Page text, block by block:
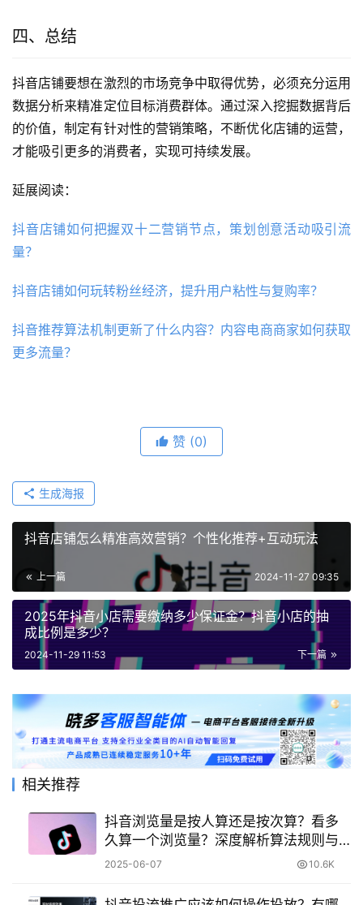
四、总结
抖音店铺要想在激烈的市场竞争中取得优势，必须充分运用
数据分析来精准定位目标消费群体。通过深入挖掘数据背后
的价值，制定有针对性的营销策略，不断优化店铺的运营，
才能吸引更多的消费者，实现可持续发展。
延展阅读：
抖音店铺如何把握双十二营销节点，策划创意活动吸引流
量？
抖音店铺如何玩转粉丝经济，提升用户粘性与复购率？
抖音推荐算法机制更新了什么内容？内容电商商家如何获取
更多流量？
赞 (0)
生成海报
抖音店铺怎么精准高效营销？个性化推荐+互动玩法
上一篇 2024-11-27 09:35
2025年抖音小店需要缴纳多少保证金？抖音小店的抽
成比例是多少？
下一篇
2024-11-29 11:53
相关推荐
抖音浏览量是按人算还是按次算？看多
久算一个浏览量？深度解析算法规则与
运营技巧
2025-06-07 10.6K